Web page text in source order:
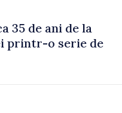
35 de ani de la
printr-o serie de